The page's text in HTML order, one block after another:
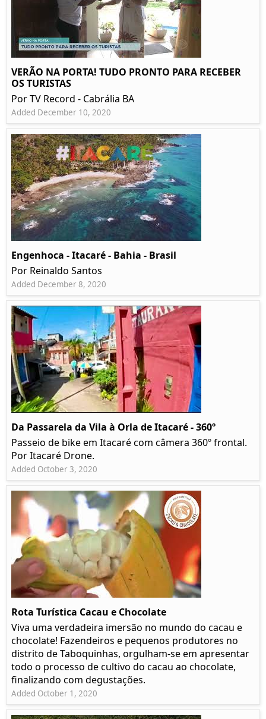
VERÃO NA PORTA! TUDO PRONTO PARA RECEBER
OS TURISTAS
Por TV Record - Cabrália BA
Added December 10, 2020
Engenhoca - Itacaré - Bahia - Brasil
Por Reinaldo Santos
Added December 8, 2020
Da Passarela da Vila à Orla de Itacaré - 360º
Passeio de bike em Itacaré com câmera 360º frontal.
Por Itacaré Drone.
Added October 3, 2020
Rota Turística Cacau e Chocolate
Viva uma verdadeira imersão no mundo do cacau e
chocolate! Fazendeiros e pequenos produtores no
distrito de Taboquinhas, orgulham-se em apresentar
todo o processo de cultivo do cacau ao chocolate,
finalizando com degustações.
Added October 1, 2020